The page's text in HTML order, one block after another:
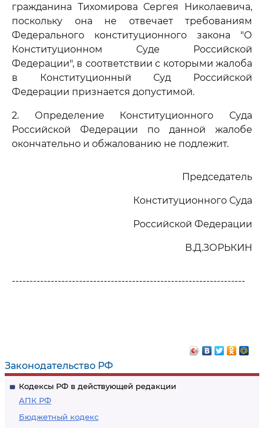
Законодательство РФ
Кодексы РФ в действующей редакции
АПК РФ
Бюджетный кодекс
гражданина Тихомирова Сергея Николаевича,
поскольку она не отвечает требованиям
Федерального конституционного закона "О
Конституционном Суде Российской
Федерации", в соответствии с которыми жалоба
в Конституционный Суд Российской
Федерации признается допустимой.
2. Определение Конституционного Суда
Российской Федерации по данной жалобе
окончательно и обжалованию не подлежит.
Председатель
Конституционного Суда
Российской Федерации
В.Д.ЗОРЬКИН
------------------------------------------------------------------